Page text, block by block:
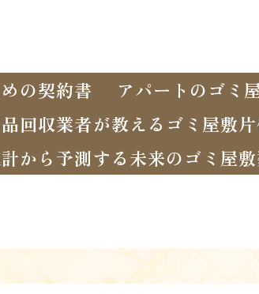
の契約書
アパートのゴミ
回収業者が教えるゴミ屋敷
から予測する未来のゴミ屋